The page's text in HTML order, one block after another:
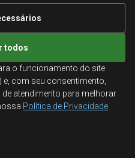
para empresas
todos
o funcionamento do site
com seu consentimento,
atendimento para melhorar
Política de Privacidade